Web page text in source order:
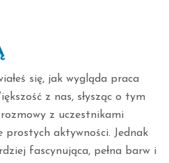
się, jak wygląda praca
z nas, słysząc o tym
z uczestnikami
aktywności. Jednak
fascynująca, pełna barw i